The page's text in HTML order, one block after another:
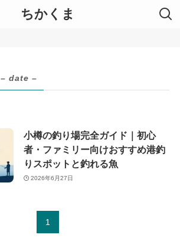
ちかくま
– date –
小樽の釣り場完全ガイド｜初心
者・ファミリー向けおすすめ港釣
りスポットと釣れる魚
2026年6月27日
1